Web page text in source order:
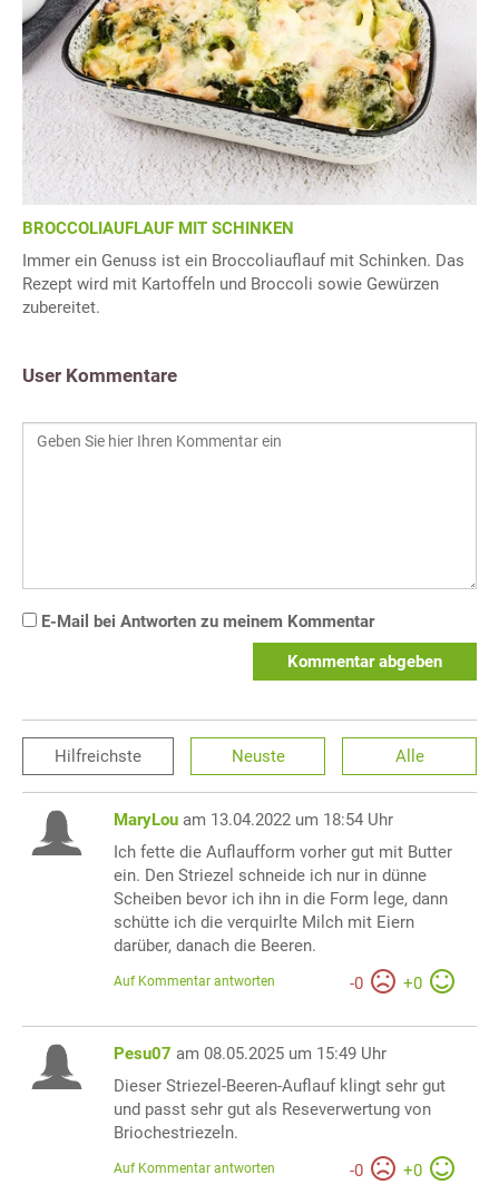
BROCCOLIAUFLAUF MIT SCHINKEN
Immer ein Genuss ist ein Broccoliauflauf mit Schinken. Das
Rezept wird mit Kartoffeln und Broccoli sowie Gewürzen
zubereitet.
User Kommentare
E-Mail bei Antworten zu meinem Kommentar
Kommentar abgeben
Hilfreichste Neuste Alle
MaryLou am 13.04.2022 um 18:54 Uhr
Ich fette die Auflaufform vorher gut mit Butter
ein. Den Striezel schneide ich nur in dünne
Scheiben bevor ich ihn in die Form lege, dann
schütte ich die verquirlte Milch mit Eiern
darüber, danach die Beeren.
-0 +0
Auf Kommentar antworten
Pesu07 am 08.05.2025 um 15:49 Uhr
Dieser Striezel-Beeren-Auflauf klingt sehr gut
und passt sehr gut als Reseverwertung von
Briochestriezeln.
-0 +0
Auf Kommentar antworten